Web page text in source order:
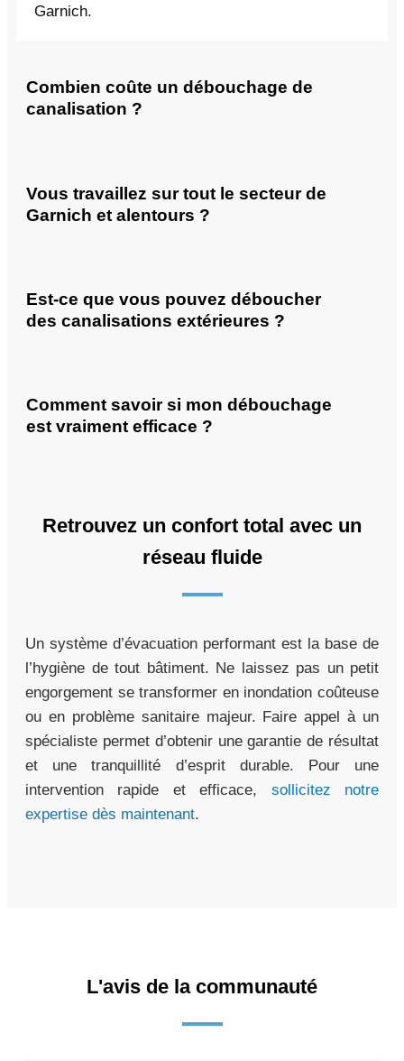
Garnich.
Combien coûte un débouchage de
canalisation ?
Vous travaillez sur tout le secteur de
Garnich et alentours ?
Est-ce que vous pouvez déboucher
des canalisations extérieures ?
Comment savoir si mon débouchage
est vraiment efficace ?
Retrouvez un confort total avec un
réseau fluide
Un système d’évacuation performant est la base de
l’hygiène de tout bâtiment. Ne laissez pas un petit
engorgement se transformer en inondation coûteuse
ou en problème sanitaire majeur. Faire appel à un
spécialiste permet d’obtenir une garantie de résultat
et une tranquillité d’esprit durable. Pour une
intervention rapide et efficace, sollicitez notre
expertise dès maintenant.
L'avis de la communauté